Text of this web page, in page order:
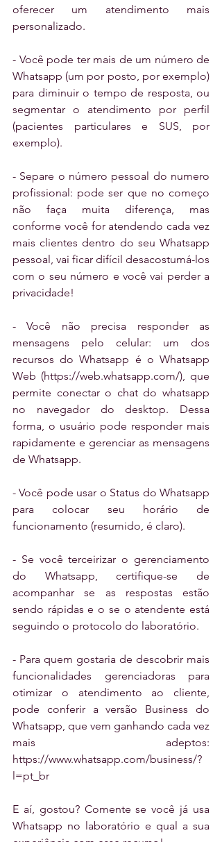
oferecer um atendimento mais
personalizado.
- Você pode ter mais de um número de
Whatsapp (um por posto, por exemplo)
para diminuir o tempo de resposta, ou
segmentar o atendimento por perfil
(pacientes particulares e SUS, por
exemplo).
- Separe o número pessoal do numero
profissional: pode ser que no começo
não faça muita diferença, mas
conforme você for atendendo cada vez
mais clientes dentro do seu Whatsapp
pessoal, vai ficar difícil desacostumá-los
com o seu número e você vai perder a
privacidade!
- Você não precisa responder as
mensagens pelo celular: um dos
recursos do Whatsapp é o Whatsapp
Web (https://web.whatsapp.com/), que
permite conectar o chat do whatsapp
no navegador do desktop. Dessa
forma, o usuário pode responder mais
rapidamente e gerenciar as mensagens
de Whatsapp.
- Você pode usar o Status do Whatsapp
para colocar seu horário de
funcionamento (resumido, é claro).
- Se você terceirizar o gerenciamento
do Whatsapp, certifique-se de
acompanhar se as respostas estão
sendo rápidas e o se o atendente está
seguindo o protocolo do laboratório.
- Para quem gostaria de descobrir mais
funcionalidades gerenciadoras para
otimizar o atendimento ao cliente,
pode conferir a versão Business do
Whatsapp, que vem ganhando cada vez
mais adeptos:
https://www.whatsapp.com/business/?
l=pt_br
E aí, gostou? Comente se você já usa
Whatsapp no laboratório e qual a sua